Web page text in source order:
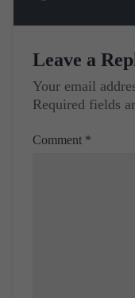
Leave a
Your email
Required fields
Comment *